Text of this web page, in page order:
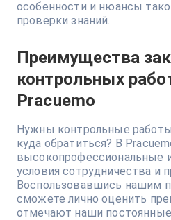
особенности и нюансы
проверки знаний.
Преимущества
контрольных
Pracuemo
Нужны контрольные работы
куда обратиться? В
высокопрофессиональные
условия сотрудничества и
Воспользовавшись нашим
сможете лично оценить
отмечают наши